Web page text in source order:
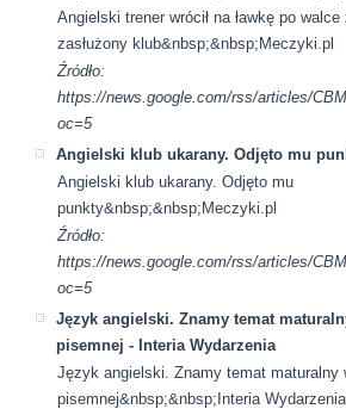
Angielski trener wrócił na ławkę po
zasłużony klub&nbsp;&nbsp;Meczyki.pl
Źródło:
https://news.google.com/rss/articles/
oc=5
Angielski klub ukarany. Odjęto mu
Angielski klub ukarany. Odjęto mu
punkty&nbsp;&nbsp;Meczyki.pl
Źródło:
https://news.google.com/rss/articles/
oc=5
Język angielski. Znamy temat
pisemnej - Interia Wydarzenia
Język angielski. Znamy temat maturalny
pisemnej&nbsp;&nbsp;Interia Wydarzenia